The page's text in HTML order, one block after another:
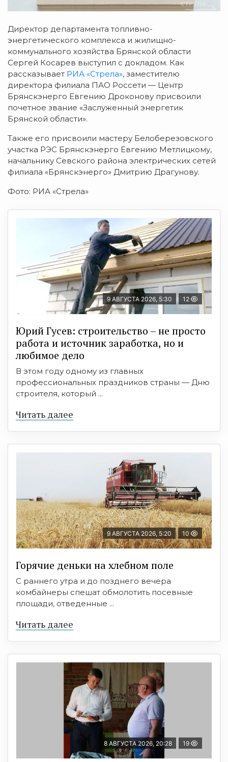
Директор департамента топливно-
энергетического комплекса и жилищно-
коммунального хозяйства Брянской области
Сергей Косарев выступил с докладом. Как
рассказывает РИА «Стрела», заместителю
директора филиала ПАО Россети — Центр
Брянскэнерго Евгению Дроконову присвоили
почетное звание «Заслуженный энергетик
Брянской области».
Также его присвоили мастеру Белоберезовского
участка РЭС Брянскэнерго Евгению Метлицкому,
начальнику Севского района электрических сетей
филиала «Брянскэнерго» Дмитрию Драгунову.
Фото: РИА «Стрела»
9 АВГУСТА 2026, 5:30 12
Юрий Гусев: строительство – не просто
работа и источник заработка, но и
любимое дело
В этом году одному из главных
профессиональных праздников страны — Дню
строителя, который ...
Читать далее
9 АВГУСТА 2026, 5:20 10
Горячие деньки на хлебном поле
С раннего утра и до позднего вечера
комбайнеры спешат обмолотить посевные
площади, отведенные ...
Читать далее
8 АВГУСТА 2026, 20:28 19